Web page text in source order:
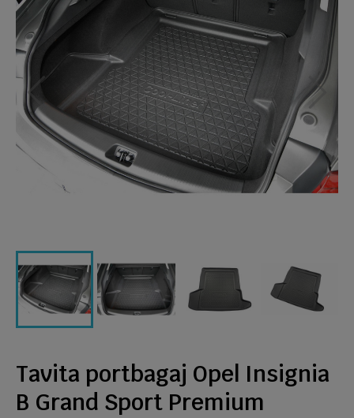
Tavita portbagaj Opel Insignia
B Grand Sport Premium